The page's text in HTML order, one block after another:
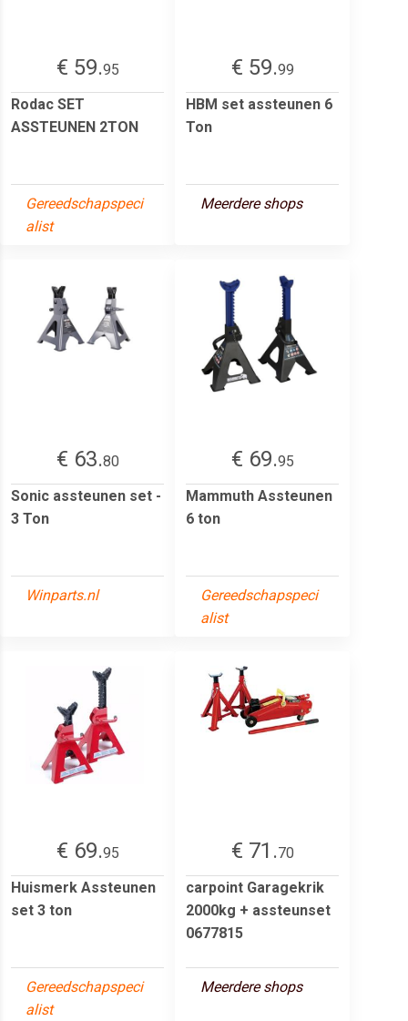
€ 59.95
Rodac SET
ASSTEUNEN 2TON
Gereedschapspeci
alist
€ 59.99
HBM set assteunen 6
Ton
Meerdere shops
€ 63.80
Sonic assteunen set -
3 Ton
Winparts.nl
€ 69.95
Mammuth Assteunen
6 ton
Gereedschapspeci
alist
€ 69.95
Huismerk Assteunen
set 3 ton
Gereedschapspeci
alist
€ 71.70
carpoint Garagekrik
2000kg + assteunset
0677815
Meerdere shops